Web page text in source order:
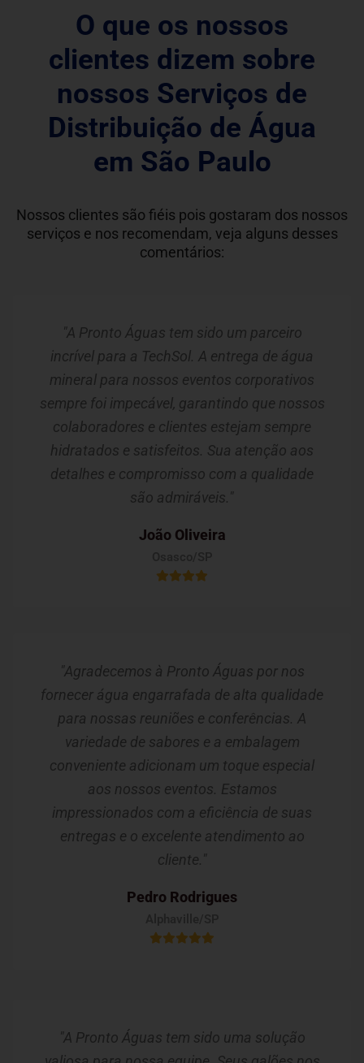
O que os nossos
clientes dizem sobre
nossos Serviços de
Distribuição de Água
em São Paulo
Nossos clientes são fiéis pois gostaram dos nossos
serviços e nos recomendam, veja alguns desses
comentários:
"A Pronto Águas tem sido um parceiro
incrível para a TechSol. A entrega de água
mineral para nossos eventos corporativos
sempre foi impecável, garantindo que nossos
colaboradores e clientes estejam sempre
hidratados e satisfeitos. Sua atenção aos
detalhes e compromisso com a qualidade
são admiráveis."
João Oliveira
"Agradecemos à Pronto Águas por nos
fornecer água engarrafada de alta qualidade
para nossas reuniões e conferências. A
variedade de sabores e a embalagem
conveniente adicionam um toque especial
aos nossos eventos. Estamos
impressionados com a eficiência de suas
entregas e o excelente atendimento ao
cliente."
Pedro Rodrigues
"A Pronto Águas tem sido uma solução